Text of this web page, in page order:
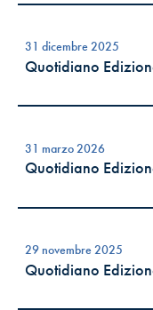
31 dicembre 2025
Quotidiano
31 marzo 2026
Quotidiano
29 novembre 2025
Quotidiano